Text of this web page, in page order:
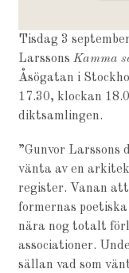
Tisdag 3
LarssonsKamma
Åsögatan i
17.30, klockan
diktsamlingen.
”Gunvor Larssons
vänta av en
register. Vanan
formernas
nära nog totalt
associationer.
sällan vad som